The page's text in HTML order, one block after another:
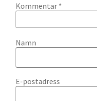
Kommentar *
Namn
E-postadress